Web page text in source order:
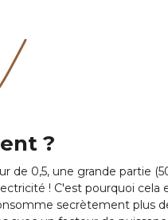
?
de 0,5, une grande partie
! C'est pourquoi cela
secrètement plus